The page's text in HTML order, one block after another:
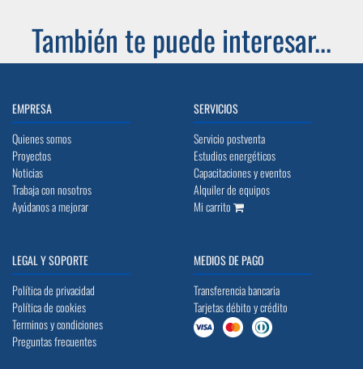
También te puede interesar...
EMPRESA
Quienes somos
Proyectos
Noticias
Trabaja con nosotros
Ayúdanos a mejorar
SERVICIOS
Servicio postventa
Estudios energéticos
Capacitaciones y eventos
Alquiler de equipos
Mi carrito
LEGAL Y SOPORTE
Política de privacidad
Política de cookies
Terminos y condiciones
Preguntas frecuentes
MEDIOS DE PAGO
Transferencia bancaria
Tarjetas débito y crédito